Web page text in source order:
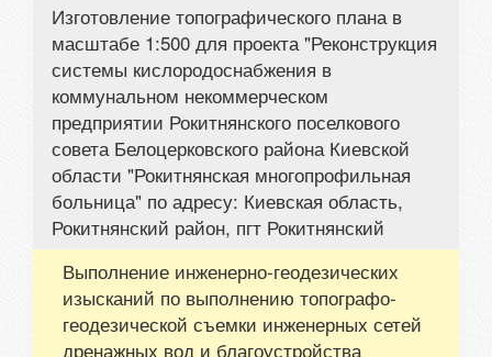
Изготовление топографического плана в
масштабе 1:500 для проекта "Реконструкция
системы кислородоснабжения в
коммунальном некоммерческом
предприятии Рокитнянского поселкового
совета Белоцерковского района Киевской
области "Рокитнянская многопрофильная
больница" по адресу: Киевская область,
Рокитнянский район, пгт Рокитнянский
Выполнение инженерно-геодезических
изысканий по выполнению топографо-
геодезической съемки инженерных сетей
дренажных вод и благоустройства